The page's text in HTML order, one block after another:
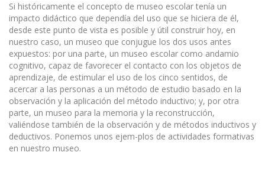
Si históricamente el concepto de museo escolar tenía un
impacto didáctico que dependía del uso que se hiciera de él,
desde este punto de vista es posible y útil construir hoy, en
nuestro caso, un museo que conjugue los dos usos antes
expuestos: por una parte, un museo escolar como andamio
cognitivo, capaz de favorecer el contacto con los objetos de
aprendizaje, de estimular el uso de los cinco sentidos, de
acercar a las personas a un método de estudio basado en la
observación y la aplicación del método inductivo; y, por otra
parte, un museo para la memoria y la reconstrucción,
valiéndose también de la observación y de métodos inductivos y
deductivos. Ponemos unos ejem-plos de actividades formativas
en nuestro museo.